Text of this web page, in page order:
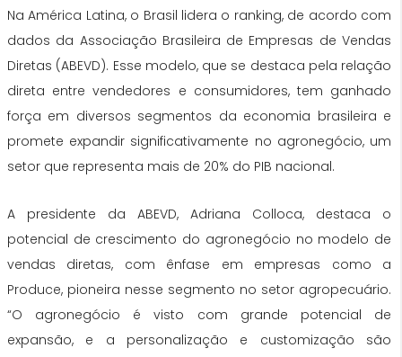
Na América Latina, o Brasil lidera o ranking, de acordo com
dados da Associação Brasileira de Empresas de Vendas
Diretas (ABEVD). Esse modelo, que se destaca pela relação
direta entre vendedores e consumidores, tem ganhado
força em diversos segmentos da economia brasileira e
promete expandir significativamente no agronegócio, um
setor que representa mais de 20% do PIB nacional.
A presidente da ABEVD, Adriana Colloca, destaca o
potencial de crescimento do agronegócio no modelo de
vendas diretas, com ênfase em empresas como a
Produce, pioneira nesse segmento no setor agropecuário.
“O agronegócio é visto com grande potencial de
expansão, e a personalização e customização são